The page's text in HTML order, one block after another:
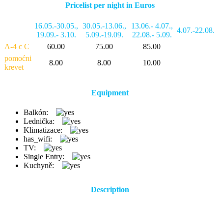
Pricelist per night in Euros
16.05.-30.05.,
19.09.- 3.10.
30.05.-13.06.,
5.09.-19.09.
13.06.- 4.07.,
22.08.- 5.09.
4.07.-22.08.
A-4 c C
60.00 75.00
85.00
pomoćni
krevet
8.00 8.00 10.00
Equipment
Balkón:
Lednička:
Klimatizace:
has_wifi:
TV:
Single Entry:
Kuchyně:
Description